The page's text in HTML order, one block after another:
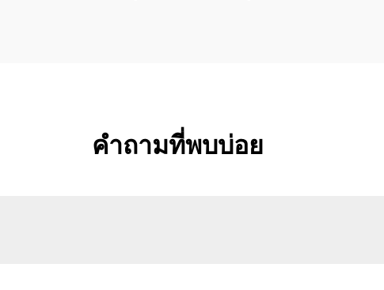
คำถามที่พบบ่อย